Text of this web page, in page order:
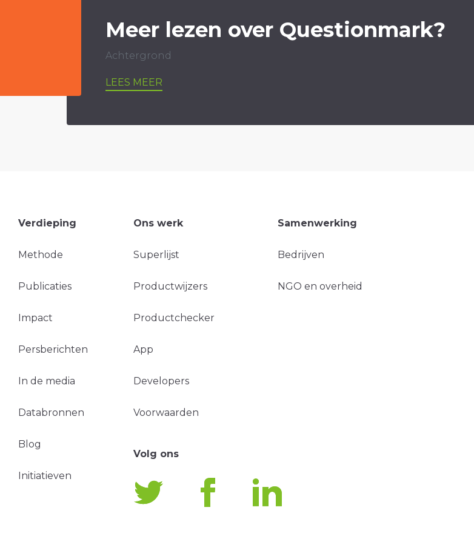
Meer lezen over Questionmark?
Achtergrond
LEES MEER
Verdieping
Methode
Publicaties
Impact
Persberichten
In de media
Databronnen
Blog
Initiatieven
Ons werk
Superlijst
Productwijzers
Productchecker
App
Developers
Voorwaarden
Samenwerking
Bedrijven
NGO en overheid
Volg ons